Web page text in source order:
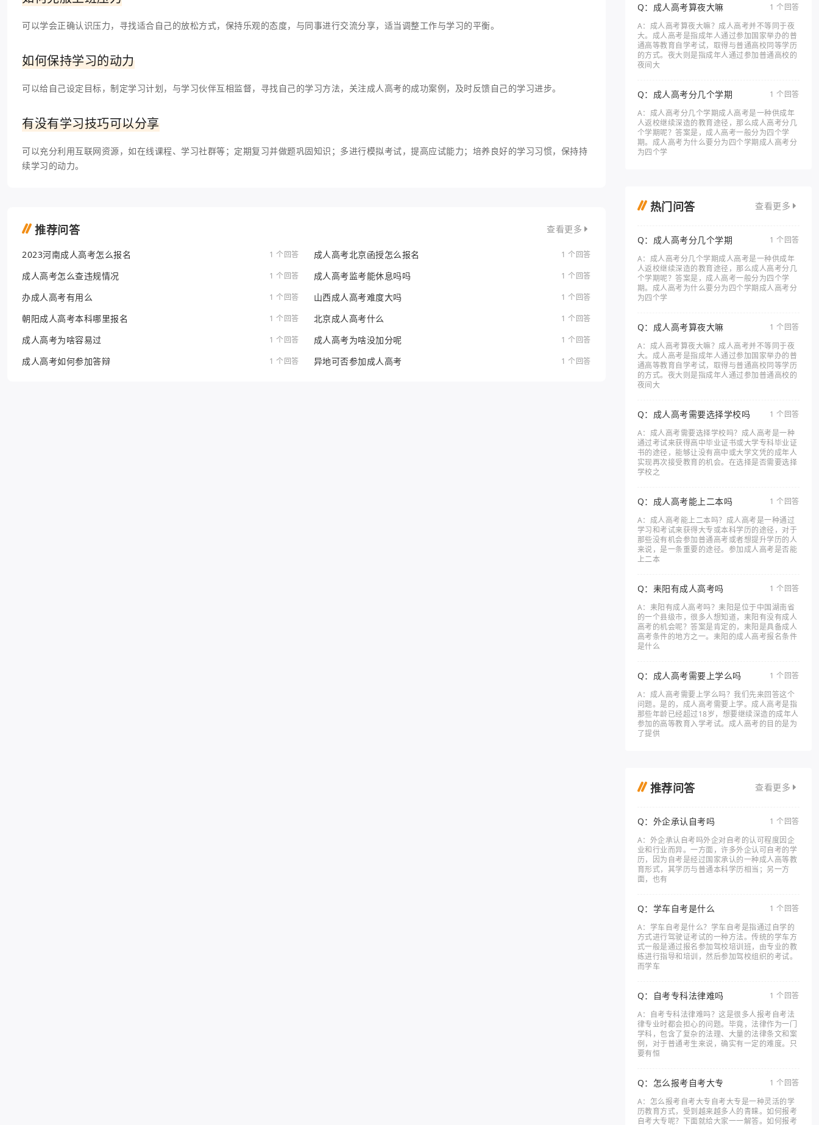
可以学会正确认识压力，寻找适合自己的放松方式，保持乐观的态度，与同事进行交流分享，适当调整工作与学习的平衡。
如何保持学习的动力
可以给自己设定目标，制定学习计划，与学习伙伴互相监督，寻找自己的学习方法，关注成人高考的成功案例，及时反馈自己的学习进步。
有没有学习技巧可以分享
可以充分利用互联网资源，如在线课程、学习社群等；定期复习并做题巩固知识；多进行模拟考试，提高应试能力；培养良好的学习习惯，保持持
续学习的动力。
推荐问答 查看更多
2023河南成人高考怎么报名 1 个回答 成人高考北京函授怎么报名 1 个回答
成人高考怎么查违规情况 1 个回答 成人高考监考能休息吗吗 1 个回答
办成人高考有用么 1 个回答 山西成人高考难度大吗 1 个回答
朝阳成人高考本科哪里报名 1 个回答 北京成人高考什么 1 个回答
成人高考为啥容易过 1 个回答 成人高考为啥没加分呢 1 个回答
成人高考如何参加答辩 1 个回答 异地可否参加成人高考 1 个回答
Q：成人高考算夜大嘛
1 个回答
A：成人高考算夜大嘛？成人高考并不等同于夜
大。成人高考是指成年人通过参加国家举办的普
通高等教育自学考试，取得与普通高校同等学历
的方式。夜大则是指成年人通过参加普通高校的
夜间大
Q：成人高考分几个学期
1 个回答
A：成人高考分几个学期成人高考是一种供成年
人返校继续深造的教育途径，那么成人高考分几
个学期呢？答案是，成人高考一般分为四个学
期。成人高考为什么要分为四个学期成人高考分
为四个学
热门问答 查看更多
Q：成人高考分几个学期
1 个回答
A：成人高考分几个学期成人高考是一种供成年
人返校继续深造的教育途径，那么成人高考分几
个学期呢？答案是，成人高考一般分为四个学
期。成人高考为什么要分为四个学期成人高考分
为四个学
Q：成人高考算夜大嘛
1 个回答
A：成人高考算夜大嘛？成人高考并不等同于夜
大。成人高考是指成年人通过参加国家举办的普
通高等教育自学考试，取得与普通高校同等学历
的方式。夜大则是指成年人通过参加普通高校的
夜间大
Q：成人高考需要选择学校吗
1 个回答
A：成人高考需要选择学校吗？成人高考是一种
通过考试来获得高中毕业证书或大学专科毕业证
书的途径，能够让没有高中或大学文凭的成年人
实现再次接受教育的机会。在选择是否需要选择
学校之
Q：成人高考能上二本吗
1 个回答
A：成人高考能上二本吗？成人高考是一种通过
学习和考试来获得大专或本科学历的途径，对于
那些没有机会参加普通高考或者想提升学历的人
来说，是一条重要的途径。参加成人高考是否能
上二本
Q：耒阳有成人高考吗
1 个回答
A：耒阳有成人高考吗？耒阳是位于中国湖南省
的一个县级市，很多人想知道，耒阳有没有成人
高考的机会呢？答案是肯定的，耒阳是具备成人
高考条件的地方之一。耒阳的成人高考报名条件
是什么
Q：成人高考需要上学么吗
1 个回答
A：成人高考需要上学么吗？我们先来回答这个
问题。是的，成人高考需要上学。成人高考是指
那些年龄已经超过18岁，想要继续深造的成年人
参加的高等教育入学考试。成人高考的目的是为
了提供
推荐问答 查看更多
Q：外企承认自考吗
1 个回答
A：外企承认自考吗外企对自考的认可程度因企
业和行业而异。一方面，许多外企认可自考的学
历，因为自考是经过国家承认的一种成人高等教
育形式，其学历与普通本科学历相当；另一方
面，也有
Q：学车自考是什么
1 个回答
A：学车自考是什么？学车自考是指通过自学的
方式进行驾驶证考试的一种方法。传统的学车方
式一般是通过报名参加驾校培训班，由专业的教
练进行指导和培训，然后参加驾校组织的考试。
而学车
Q：自考专科法律难吗
1 个回答
A：自考专科法律难吗？这是很多人报考自考法
律专业时都会担心的问题。毕竟，法律作为一门
学科，包含了复杂的法理、大量的法律条文和案
例，对于普通考生来说，确实有一定的难度。只
要有恒
Q：怎么报考自考大专
1 个回答
A：怎么报考自考大专自考大专是一种灵活的学
历教育方式，受到越来越多人的青睐。如何报考
自考大专呢？下面就给大家一一解答。如何报考